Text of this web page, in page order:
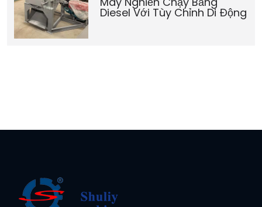
Diesel Với Tùy Chỉnh Di Động